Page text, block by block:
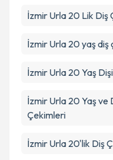
İzmir Urla 20 Lik Diş
İzmir Urla 20 yaş diş
İzmir Urla 20 Yaş Dişi
İzmir Urla 20 Yaş ve
Çekimleri
İzmir Urla 20'lik Diş